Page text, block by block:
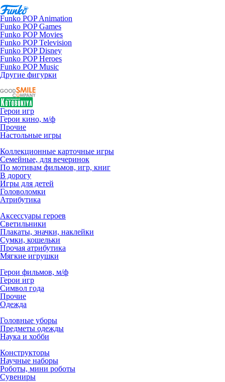
Funko POP Animation
Funko POP Games
Funko POP Movies
Funko POP Television
Funko POP Disney
Funko POP Heroes
Funko POP Music
Другие фигурки
Герои игр
Герои кино, м/ф
Прочие
Настольные игры
Коллекционные карточные игры
Семейные, для вечеринок
По мотивам фильмов, игр, книг
В дорогу
Игры для детей
Головоломки
Атрибутика
Аксессуары героев
Светильники
Плакаты, значки, наклейки
Сумки, кошельки
Прочая атрибутика
Мягкие игрушки
Герои фильмов, м/ф
Герои игр
Символ года
Прочие
Одежда
Головные уборы
Предметы одежды
Наука и хобби
Конструкторы
Научные наборы
Роботы, мини роботы
Сувениры